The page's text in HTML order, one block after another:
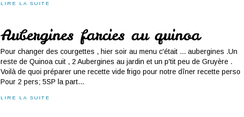
LIRE LA SUITE
Aubergines farcies au quinoa
Pour changer des courgettes , hier soir au menu c'était ... aubergines .Un
reste de Quinoa cuit , 2 Aubergines au jardin et un p'tit peu de Gruyère .
Voilà de quoi préparer une recette vide frigo pour notre dîner recette perso
Pour 2 pers; 5SP la part...
LIRE LA SUITE